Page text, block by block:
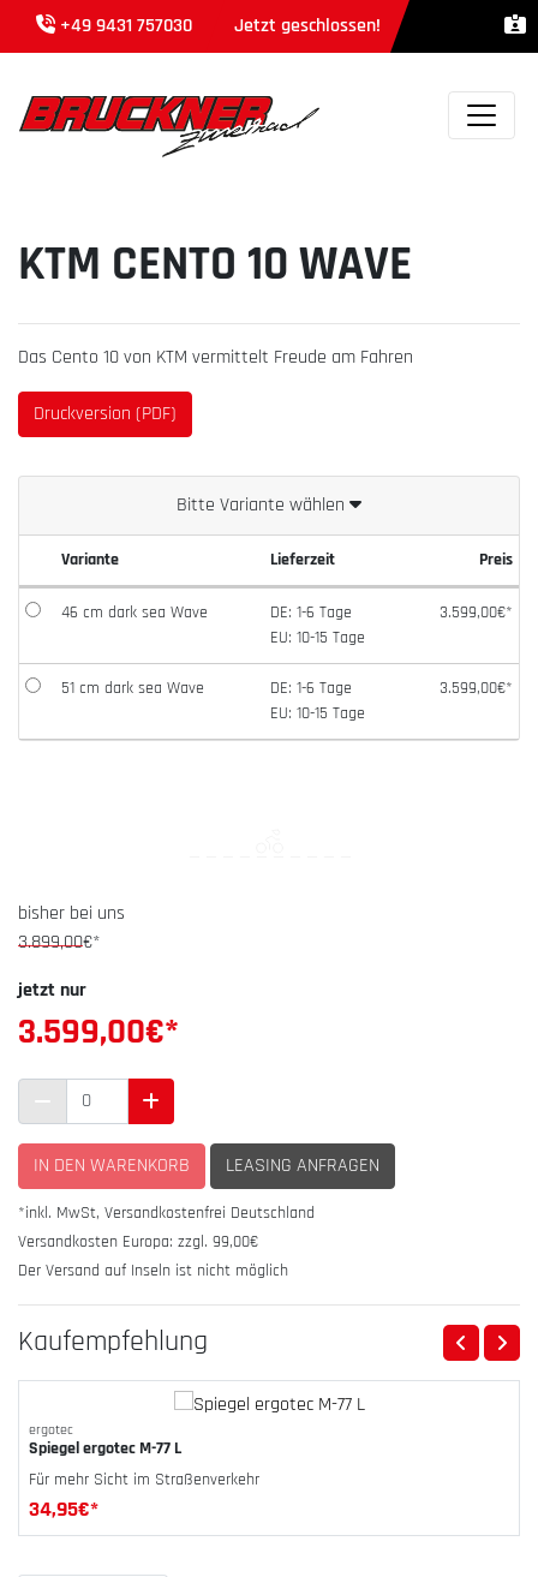
+49 9431 757030 Jetzt geschlossen!
KTM CENTO 10 WAVE
Das Cento 10 von KTM vermittelt Freude am Fahren
Druckversion (PDF)
Bitte Variante wählen
Variante Lieferzeit Preis
46 cm dark sea Wave
DE: 1-6 Tage
EU: 10-15 Tage
3.599,00€*
51 cm dark sea Wave
DE: 1-6 Tage
EU: 10-15 Tage
3.599,00€*
bisher bei uns
3.899,00€*
jetzt nur
3.599,00€*
IN DEN WARENKORB LEASING ANFRAGEN
*inkl. MwSt, Versandkostenfrei Deutschland
Versandkosten Europa: zzgl. 99,00€
Der Versand auf Inseln ist nicht möglich
Kauf­emp­feh­lung
ergotec
Spiegel ergotec M-77 L
Für mehr Sicht im Straßenverkehr
34,95€*